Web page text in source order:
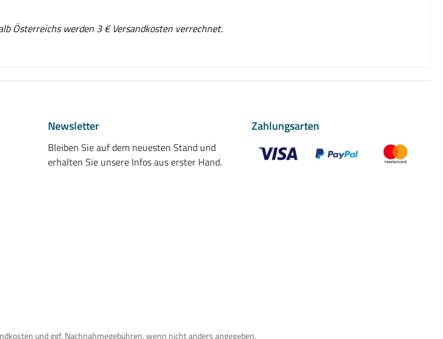
Österreichs werden 3 € Versandkosten verrechnet.
Newsletter
Bleiben Sie auf dem neuesten Stand und
erhalten Sie unsere Infos aus erster Hand.
Zahlungsarten
und ggf. Nachnahmegebühren, wenn nicht anders angegeben.